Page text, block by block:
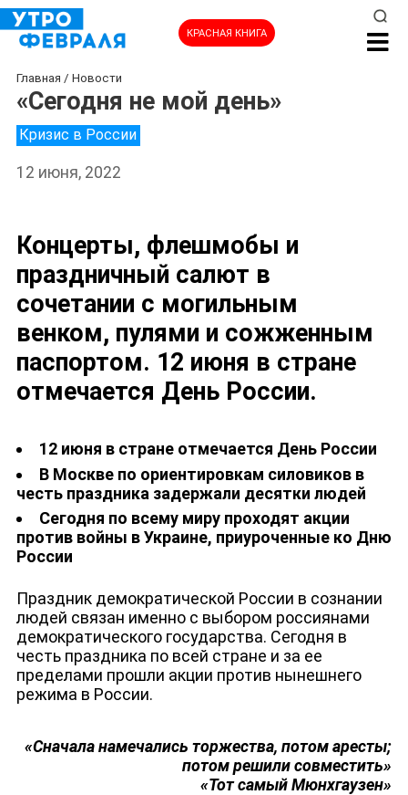
КРАСНАЯ КНИГА
Главная / Новости
«Сегодня не мой день»
Кризис в России
12 июня, 2022
Концерты, флешмобы и
праздничный салют в
сочетании с могильным
венком, пулями и сожженным
паспортом. 12 июня в стране
отмечается День России.
12 июня в стране отмечается День России
В Москве по ориентировкам силовиков в
честь праздника задержали десятки людей
Сегодня по всему миру проходят акции
против войны в Украине, приуроченные ко Дню
России
Праздник демократической России в сознании
людей связан именно с выбором россиянами
демократического государства. Сегодня в
честь праздника по всей стране и за ее
пределами прошли акции против нынешнего
режима в России.
«Сначала намечались торжества, потом аресты;
потом решили совместить»
«Тот самый Мюнхгаузен»